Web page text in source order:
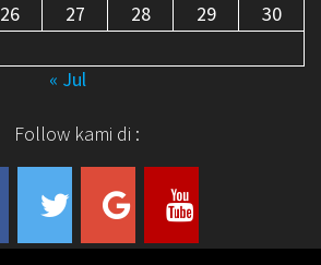
26 27 28 29
30
« Jul
Follow kami di :